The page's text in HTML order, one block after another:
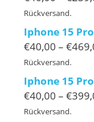
Rückversand.
Iphone 15
€40,00 – €
Rückversand.
Iphone 15
€40,00 – €
Rückversand.